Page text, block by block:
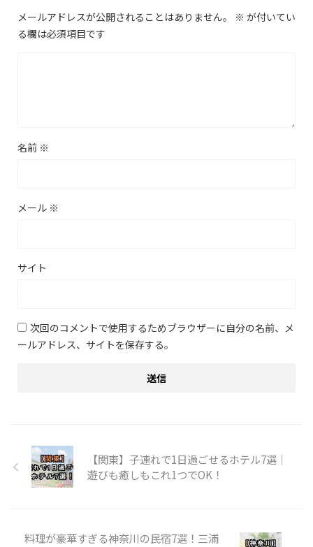
メールアドレスが公開されることはありません。 ※ が付いてい
る欄は必須項目です
名前 ※
メール ※
サイト
次回のコメントで使用するためブラウザーに自分の名前、メ
ールアドレス、サイトを保存する。
【関東】子連れで1日過ごせるホテル7選｜
遊びも癒しもこれ1つでOK！
料理が豪華すぎる神奈川の民宿7選！三浦